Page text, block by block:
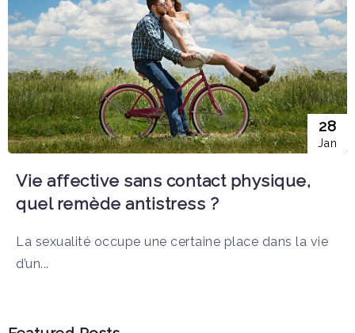
28
Jan
Vie affective sans contact physique,
quel remède antistress ?
La sexualité occupe une certaine place dans la vie
d’un...